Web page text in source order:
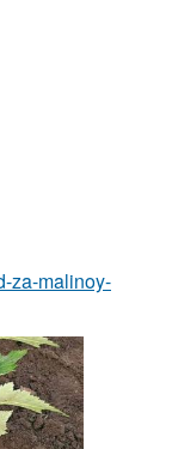
za-malinoy-